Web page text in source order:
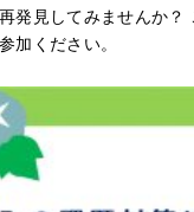
発見してみませんか？
加ください。